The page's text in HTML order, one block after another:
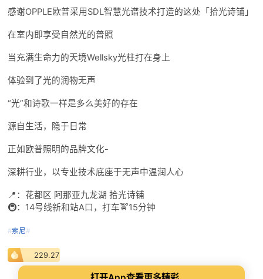
感谢OPPLE欧普采用SDL智慧光谱技术打造的这处「拾光诗铺」
在室内即享受自然光的普照
当充满生命力的天境Wellsky光柱打在身上
体验到了光的润物无声
“光”和诗歌一样是多么美好的存在
源自生活，隐于日常
正如欧普照明的品牌文化-
深耕行业，以专业技术底座于无声中温润人心
📍：花都区 阿那亚九龙湖 拾光诗铺
🚇：14号线新和站A口，打车🚖15分钟
#索尼#
229.27